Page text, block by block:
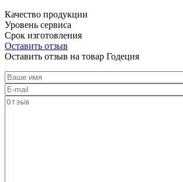
Качество продукции
Уровень сервиса
Срок изготовления
Оставить отзыв
Оставить отзыв на товар Годеция